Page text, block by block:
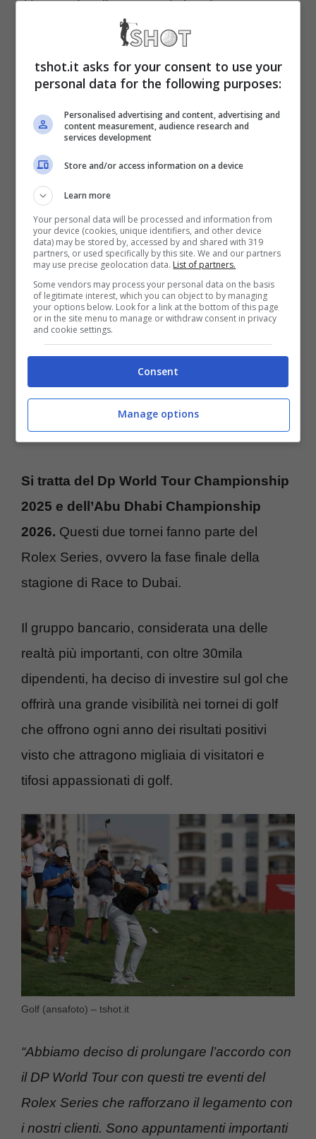
il torneo di golf, uno sport che sta
appasionando sempre più tifosi che
attenzione ogni tipo di manifestazione.
Investimenti nel golf: nuovo
accordo siglato dagli
sceicchi
Uno dei principali gruppi bancari degli Emirati
Arabi, con sede a Dubai, ha messo a segno
un grande colpo con l’accordo relativo alla
sponsorizzazione di due tornei di golf.
Infatti, come confermato anche dagli DP
World Tour, c’è questanuova partnership
con Emirates NBDche sarà Official Partner
di due tornei che si teranno negli Emirati.
Si tratta del Dp World Tour Championship
2025 e dell’Abu Dhabi Championship
2026. Questi due tornei fanno parte del
Rolex Series, ovvero la fase finale della
stagione di Race to Dubai.
Il gruppo bancario, considerata una delle
realtà più importanti, con oltre 30mila
dipendenti, ha deciso di investire sul gol che
offrirà una grande visibilità nei tornei di golf
che offrono ogni anno dei risultati positivi
visto che attragono migliaia di visitatori e
tifosi appassionati di golf.
Golf (ansafoto) – tshot.it
“Abbiamo deciso di prolungare l’accordo con
il DP World Tour con questi tre eventi del
Rolex Series che rafforzano il legamento con
i nostri clienti. Sono appuntamenti importanti
tshot.it asks for your consent to use your
personal data for the following purposes:
Personalised advertising and content, advertising and
content measurement, audience research and
services development
Store and/or access information on a device
Learn more
Your personal data will be processed and information from
your device (cookies, unique identifiers, and other device
data) may be stored by, accessed by and shared with 319
partners, or used specifically by this site. We and our partners
may use precise geolocation data. List of partners.
Some vendors may process your personal data on the basis
of legitimate interest, which you can object to by managing
your options below. Look for a link at the bottom of this page
or in the site menu to manage or withdraw consent in privacy
and cookie settings.
Consent
Manage options